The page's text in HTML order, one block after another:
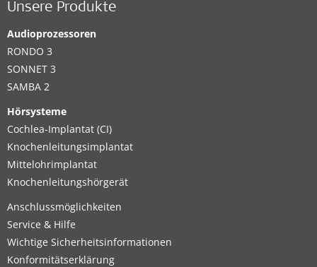
Unsere Produkte
Audioprozessoren
RONDO 3
SONNET 3
SAMBA 2
Hörsysteme
Cochlea-Implantat (CI)
Knochenleitungsimplantat
Mittelohrimplantat
Knochenleitungshörgerät
Anschlussmöglichkeiten
Service & Hilfe
Wichtige Sicherheitsinformationen
Konformitätserklärung